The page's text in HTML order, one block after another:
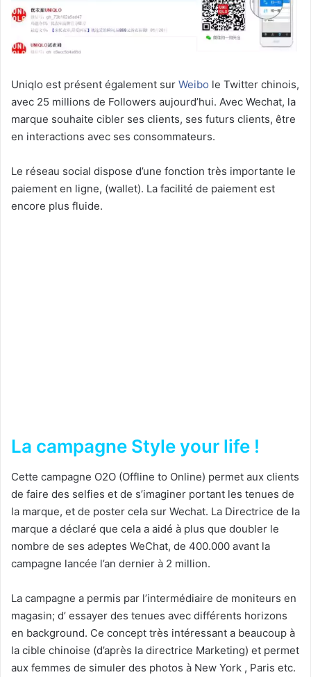
Uniqlo est présent également sur Weibo le Twitter chinois,
avec 25 millions de Followers aujourd’hui. Avec Wechat, la
marque souhaite cibler ses clients, ses futurs clients, être
en interactions avec ses consommateurs.
Le réseau social dispose d’une fonction très importante le
paiement en ligne, (wallet). La facilité de paiement est
encore plus fluide.
La campagne Style your life !
Cette campagne O2O (Offline to Online) permet aux clients
de faire des selfies et de s’imaginer portant les tenues de
la marque, et de poster cela sur Wechat. La Directrice de la
marque a déclaré que cela a aidé à plus que doubler le
nombre de ses adeptes WeChat, de 400.000 avant la
campagne lancée l’an dernier à 2 million.
La campagne a permis par l’intermédiaire de moniteurs en
magasin; d’ essayer des tenues avec différents horizons
en background. Ce concept très intéressant a beaucoup à
la cible chinoise (d’après la directrice Marketing) et permet
aux femmes de simuler des photos à New York , Paris etc.